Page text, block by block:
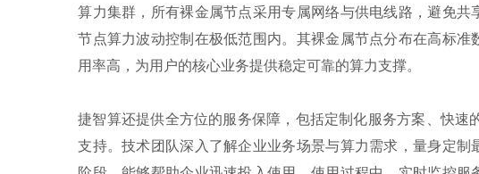
算力集群，所有裸金属节点采用专属网络与供电线路，避免
节点算力波动控制在极低范围内。其裸金属节点分布在高标
用率高，为用户的核心业务提供稳定可靠的算力支撑。
捷智算还提供全方位的服务保障，包括定制化服务方案、快
支持。技术团队深入了解企业业务场景与算力需求，量身定